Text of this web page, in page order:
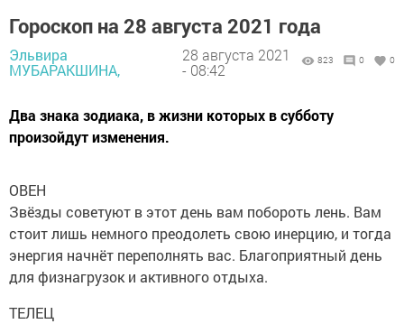
Гороскоп на 28 августа 2021 года
Эльвира
МУБАРАКШИНА,
28 августа 2021
- 08:42
823 0 0
Два знака зодиака, в жизни которых в субботу
произойдут изменения.
ОВЕН
Звёзды советуют в этот день вам побороть лень. Вам
стоит лишь немного преодолеть свою инерцию, и тогда
энергия начнёт переполнять вас. Благоприятный день
для физнагрузок и активного отдыха.
ТЕЛЕЦ